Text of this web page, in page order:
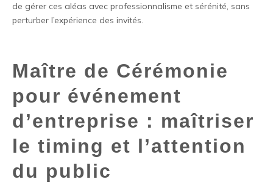
de gérer ces aléas avec professionnalisme et sérénité, sans
perturber l’expérience des invités.
Maître de Cérémonie
pour événement
d’entreprise : maîtriser
le timing et l’attention
du public